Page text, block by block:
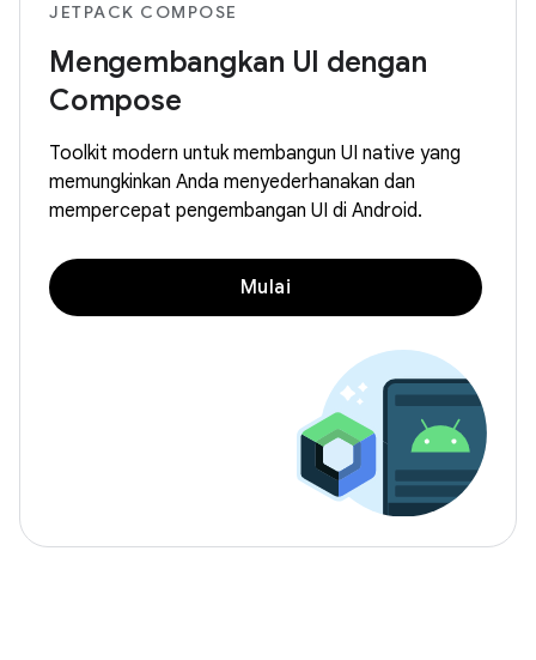
JETPACK COMPOSE
Mengembangkan UI dengan
Compose
Toolkit modern untuk membangun UI native yang
memungkinkan Anda menyederhanakan dan
mempercepat pengembangan UI di Android.
Mulai